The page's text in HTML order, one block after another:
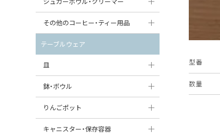
型番
数量
コーヒーポット
シュガーボウル
クリーマー
その他のコーヒー・ティー用品
ポットウォーマー
ピッチャー
コーヒードリッパー
すべて見る
テーブルウェア
皿
大皿（24cm〜）
中皿（18〜24cm）
鉢・ボウル
大鉢（21cm〜）
中鉢（16〜21cm）
りんごポット
りんごポット
キャニスター・保存容器